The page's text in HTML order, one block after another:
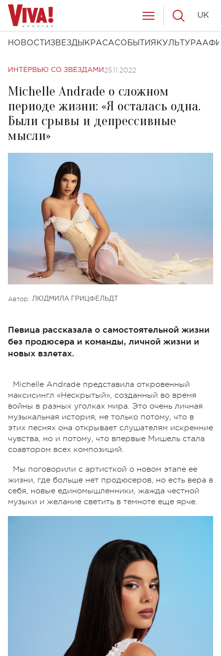
НОВОСТИ ЗВЕЗДЫ КРАСАСОБЫТИЯ КУЛЬТУРА
UK
ИНТЕРВЬЮ СО ЗВЕЗДАМИ 25.11.2022
Michelle Andrade о сложном
периоде жизни: «Я осталась одна.
Были срывы и депрессивные
мысли»
Автор: ЛЮДМИЛА ГРИЦФЕЛЬДТ
Певица рассказала о самостоятельной жизни
без продюсера и команды, личной жизни и
новых взлетах.
Michelle Andrade представила откровенный
максисингл «Нескрытый», созданный во время
войны в разных уголках мира. Это очень личная
музыкальная история, не только потому, что в
этих песнях она открывает слушателям искренние
чувства, но и потому, что впервые Мишель стала
соавтором всех композиций.
Мы поговорили с артисткой о новом этапе ее
жизни, где больше нет продюсеров, но есть вера в
себя, новые единомышленники, жажда честной
музыки и желание светить в темноте еще ярче.